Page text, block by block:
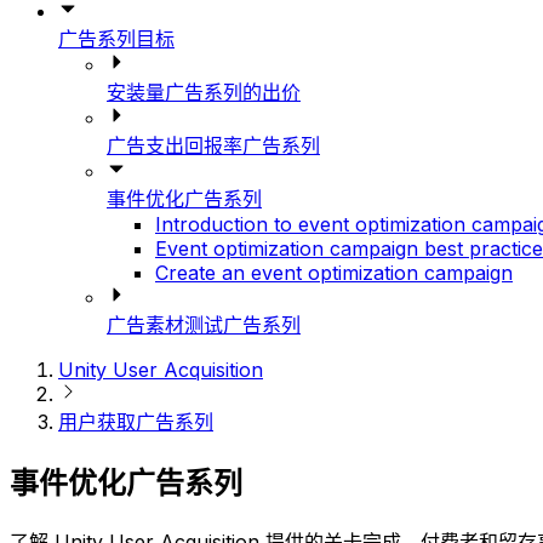
广告系列目标
安装量广告系列的出价
广告支出回报率广告系列
事件优化广告系列
Introduction to event optimization
Event optimization campaign best
Create an event optimization campaign
广告素材测试广告系列
Unity User Acquisition
用户获取广告系列
事件优化广告系列